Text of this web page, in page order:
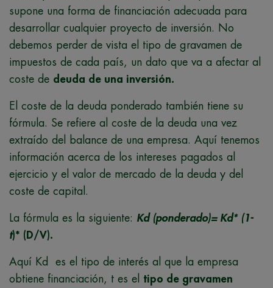
supone una forma de financiación adecuada para
desarrollar cualquier proyecto de inversión. No
debemos perder de vista el tipo de gravamen de
impuestos de cada país, un dato que va a afectar al
coste de deuda de una inversión.
El coste de la deuda ponderado también tiene su
fórmula. Se refiere al coste de la deuda una vez
extraído del balance de una empresa. Aquí tenemos
información acerca de los intereses pagados al
ejercicio y el valor de mercado de la deuda y del
coste de capital.
La fórmula es la siguiente: Kd (ponderado)= Kd* (1-
t)* (D/V).
Aquí Kd es el tipo de interés al que la empresa
obtiene financiación, t es el tipo de gravamen